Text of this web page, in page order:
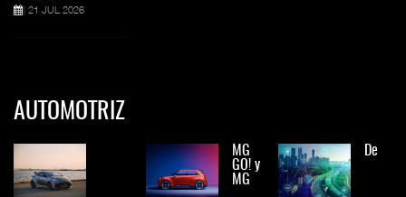
21 JUL 2026
AUTOMOTRIZ
MG
GO! y
MG
De